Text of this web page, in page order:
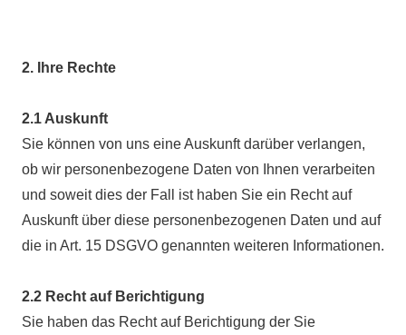
2. Ihre Rechte
2.1 Auskunft
Sie können von uns eine Auskunft darüber verlangen,
ob wir personenbezogene Daten von Ihnen verarbeiten
und soweit dies der Fall ist haben Sie ein Recht auf
Auskunft über diese personenbezogenen Daten und auf
die in Art. 15 DSGVO genannten weiteren Informationen.
2.2 Recht auf Berichtigung
Sie haben das Recht auf Berichtigung der Sie